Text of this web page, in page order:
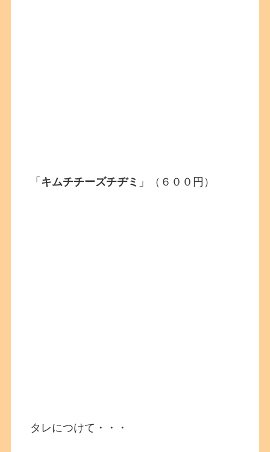
「 キムチチーズチヂミ 」（６００円）
タレにつけて・・・